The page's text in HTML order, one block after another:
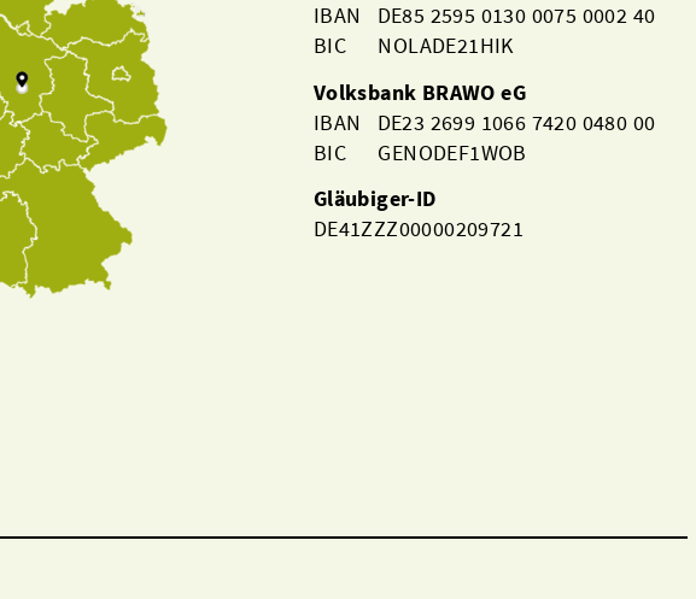
IBAN DE85 2595 0130 0075 0002 40
BIC NOLADE21HIK
Volksbank BRAWO eG
IBAN DE23 2699 1066 7420 0480 00
BIC GENODEF1WOB
Gläubiger-ID
DE41ZZZ00000209721